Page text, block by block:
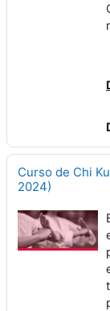
Curso de Chi
2024)